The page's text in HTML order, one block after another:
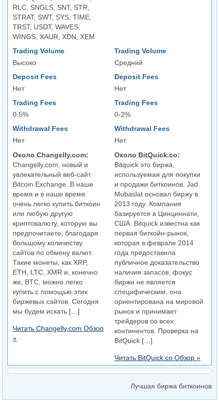
RLC, SNGLS, SNT, STR,
STRAT, SWT, SYS, TIME,
TRST, USDT, WAVES,
WINGS, XAUR, XDN, XEM
Trading Volume
Высоко
Trading Volume
Средний
Deposit Fees
Нет
Deposit Fees
Нет
Trading Fees
0.5%
Trading Fees
0-2%
Withdrawal Fees
Нет
Withdrawal Fees
Нет
Около Changelly.com:
Changelly.com, новый и
увлекательный веб-сайт
Bitcoin Exchange. В наше
время и в наше время
очень легко купить биткоин
или любую другую
криптовалюту, которую вы
предпочитаете, благодаря
большому количеству
сайтов по обмену валют.
Такие монеты, как XRP,
ETH, LTC, XMR и, конечно
же, BTC, можно легко
купить с помощью этих
биржевых сайтов. Сегодня
мы будем искать […]
Читать Changelly.com Обзор
»
Около BitQuick.co:
Bitquick это биржа,
используемая для покупки
и продажи биткоинов. Jad
Mubaslat основал биржу в
2013 году. Компания
базируется в Цинциннати,
США. Bitquick известна как
первая биткойн-рынок,
которая в феврале 2014
года предоставила
публичное доказательство
наличия запасов, фокус
биржи не является
специфическим, она
ориентирована на мировой
рынок и принимает
трейдеров со всех
континентов. Проверка на
BitQuick […]
Читать BitQuick.co Обзор »
Лучшая биржа биткоинов